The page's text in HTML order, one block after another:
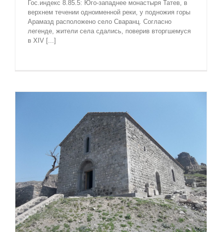
Гос.индекс 8.85.5: Юго-западнее монастыря Татев, в
верхнем течении одноименной реки, у подножия горы
Арамазд расположено село Сваранц. Согласно
легенде, жители села сдались, поверив вторгшемуся
в XIV [...]